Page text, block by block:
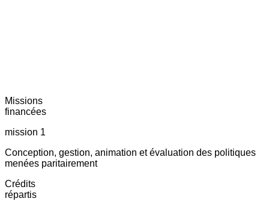
Missions
financées
mission 1
Conception, gestion, animation et évaluation des politiques
menées paritairement
Crédits
répartis